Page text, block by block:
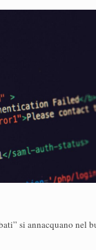
si annacquano nel